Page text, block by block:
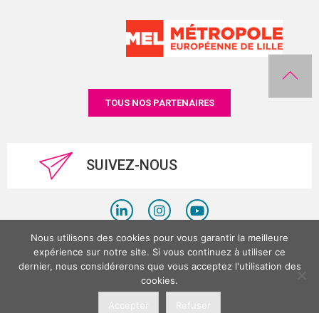
TOUS NOS PARTENAIRES
SUIVEZ-NOUS
Politique de confidentialité
Mentions légales
Nous utilisons des cookies pour vous garantir la meilleure
expérience sur notre site. Si vous continuez à utiliser ce
dernier, nous considérerons que vous acceptez l'utilisation des
cookies.
Accepter Refuser